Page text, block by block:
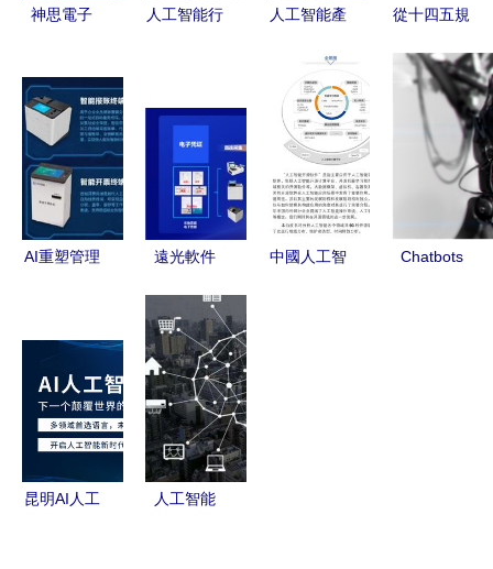
神思電子
人工智能應
用軟件開發
布局與前景
分析
人工智能行
應用軟件開
發的新浪潮
人工智能產
注 網絡安
全博覽會深
度探索其更
多可能
從十四五規
中臺對安防
行業軟件應
用的影響
AI重塑管理
智博會展示
智能新范式
遠光軟件
一體，構筑
人機共進的
智能生態系
統
中國人工智
Chatbots
昆明AI人工
人工智能